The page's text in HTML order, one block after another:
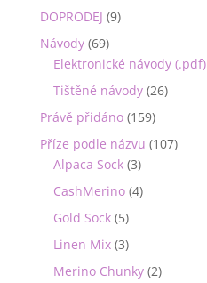
DOPRODEJ (9)
Návody (69)
Elektronické návody (.pdf)
Tištěné návody (26)
Právě přidáno (159)
Příze podle názvu (107)
Alpaca Sock (3)
CashMerino (4)
Gold Sock (5)
Linen Mix (3)
Merino Chunky (2)